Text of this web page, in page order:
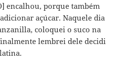
encalhou, porque também
açúcar. Naquele dia
coloquei o suco na
lembrei dele decidi